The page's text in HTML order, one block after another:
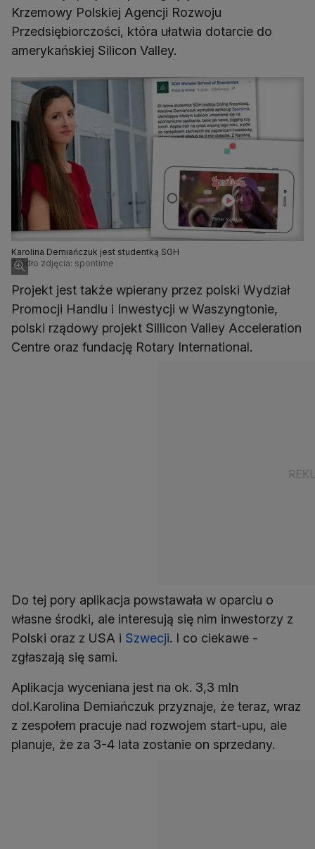
Krzemowy Polskiej Agencji Rozwoju
Przedsiębiorczości, która ułatwia dotarcie do
amerykańskiej Silicon Valley.
Karolina Demiańczuk jest studentką SGH
Źródło zdjęcia: spontime
Projekt jest także wpierany przez polski Wydział
Promocji Handlu i Inwestycji w Waszyngtonie,
polski rządowy projekt Sillicon Valley Acceleration
Centre oraz fundację Rotary International.
Do tej pory aplikacja powstawała w oparciu o
własne środki, ale interesują się nim inwestorzy z
Polski oraz z USA i Szwecji. I co ciekawe -
zgłaszają się sami.
Aplikacja wyceniana jest na ok. 3,3 mln
dol.Karolina Demiańczuk przyznaje, że teraz, wraz
z zespołem pracuje nad rozwojem start-upu, ale
planuje, że za 3-4 lata zostanie on sprzedany.